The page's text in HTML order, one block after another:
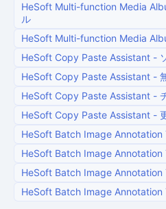
HeSoft Multi-function Media
ル
HeSoft Multi-function Media
HeSoft Copy Paste Assistant -
HeSoft Copy Paste Assistant -
HeSoft Copy Paste Assistant -
HeSoft Copy Paste Assistant -
HeSoft Batch Image Annotation
HeSoft Batch Image Annotation
HeSoft Batch Image Annotation
HeSoft Batch Image Annotation